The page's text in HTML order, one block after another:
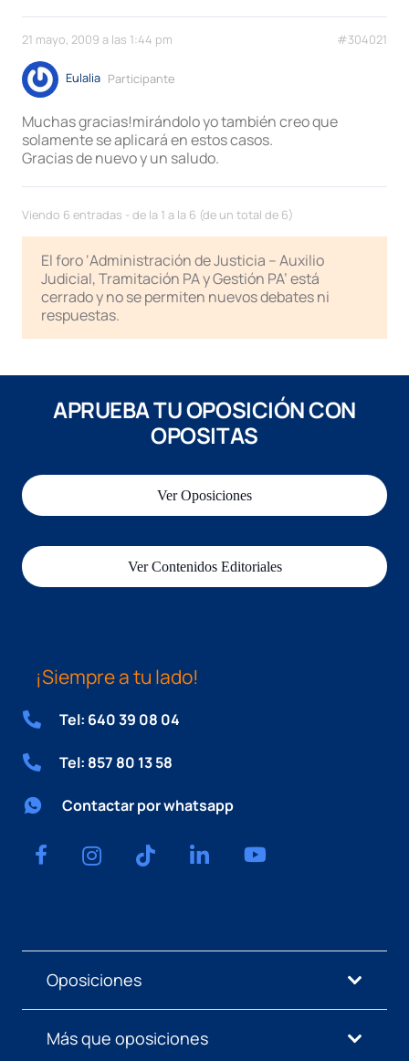
21 mayo, 2009 a las 1:44 pm #304021
Eulalia Participante
Muchas gracias!mirándolo yo también creo que
solamente se aplicará en estos casos.
Gracias de nuevo y un saludo.
Viendo 6 entradas - de la 1 a la 6 (de un total de 6)
El foro ‘Administración de Justicia – Auxilio
Judicial, Tramitación PA y Gestión PA’ está
cerrado y no se permiten nuevos debates ni
respuestas.
APRUEBA TU OPOSICIÓN CON
OPOSITAS
Ver Oposiciones
Ver Contenidos Editoriales
¡Siempre a tu lado!
Tel: 640 39 08 04
Tel: 857 80 13 58
Contactar por whatsapp
Oposiciones
Más que oposiciones